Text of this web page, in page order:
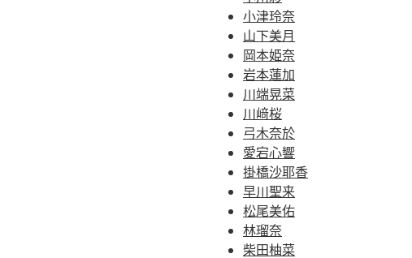
小津玲奈
山下美月
岡本姫奈
岩本蓮加
川端晃菜
川﨑桜
弓木奈於
愛宕心響
掛橋沙耶香
早川聖来
松尾美佑
林瑠奈
柴田柚菜